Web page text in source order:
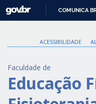
GOVBR
COMUNICA
ACESSIBILIDADE
Faculdade de
Educação